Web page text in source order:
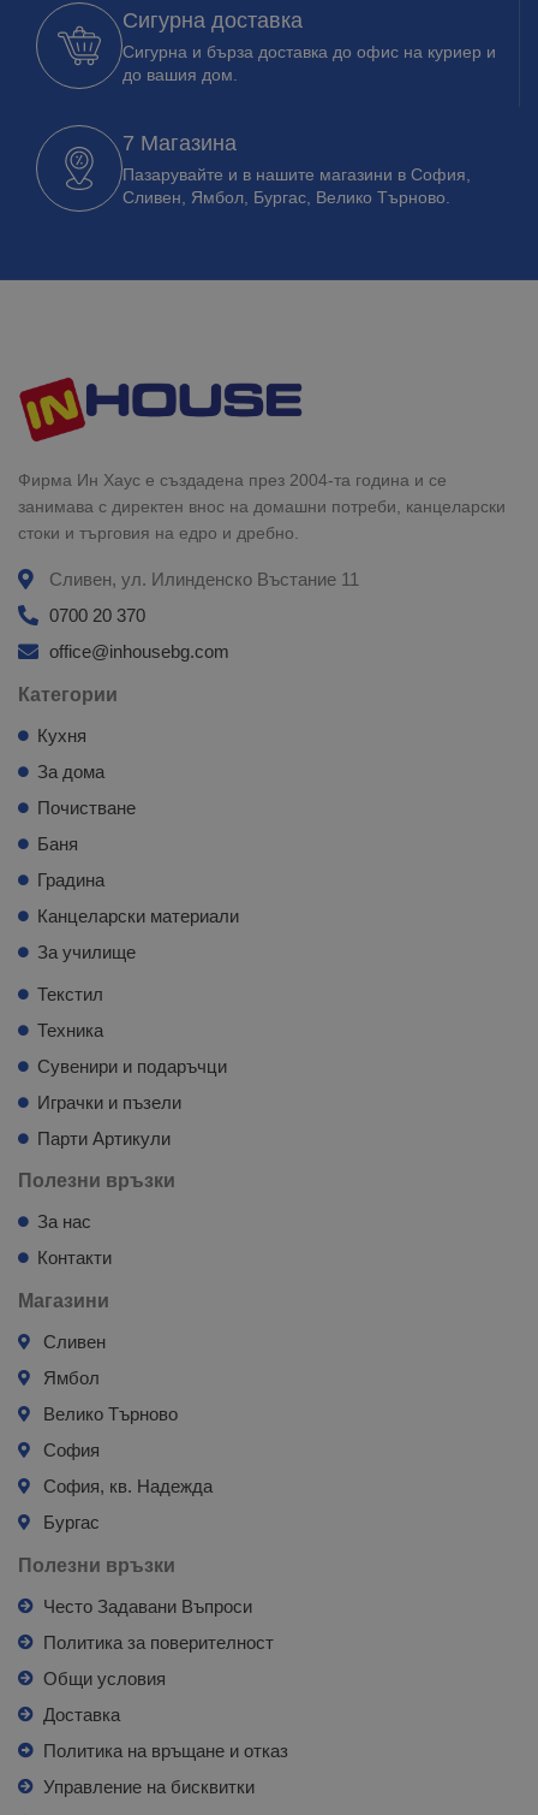
Сигурна доставка
Сигурна и бърза доставка до офис на куриер и
до вашия дом.
7 Магазина
Пазарувайте и в нашите магазини в София,
Сливен, Ямбол, Бургас, Велико Търново.
Фирма Ин Хаус е създадена през 2004-та година и се
занимава с директен внос на домашни потреби, канцеларски
стоки и търговия на едро и дребно.
Сливен, ул. Илинденско Въстание 11
0700 20 370
office@inhousebg.com
Категории
Кухня
За дома
Почистване
Баня
Градина
Канцеларски материали
За училище
Текстил
Техника
Сувенири и подаръчци
Играчки и пъзели
Парти Артикули
Полезни връзки
За нас
Контакти
Магазини
Сливен
Ямбол
Велико Търново
София
София, кв. Надежда
Бургас
Полезни връзки
Често Задавани Въпроси
Политика за поверителност
Общи условия
Доставка
Политика на връщане и отказ
Управление на бисквитки